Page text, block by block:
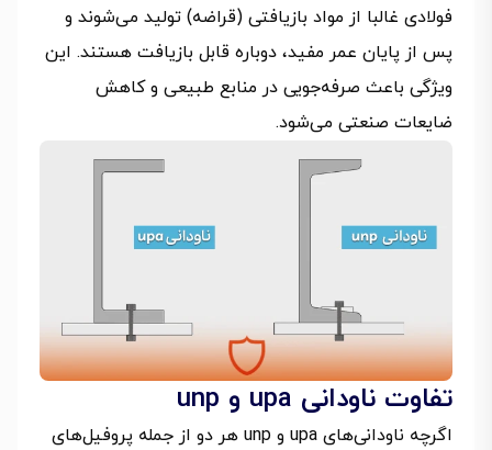
فولادی غالبا از مواد بازیافتی (قراضه) تولید می‌شوند و
پس از پایان عمر مفید، دوباره قابل بازیافت هستند. این
ویژگی باعث صرفه‌جویی در منابع طبیعی و کاهش
ضایعات صنعتی می‌شود.
تفاوت ناودانی upa و unp
اگرچه ناودانی‌های upa و unp هر دو از جمله پروفیل‌های